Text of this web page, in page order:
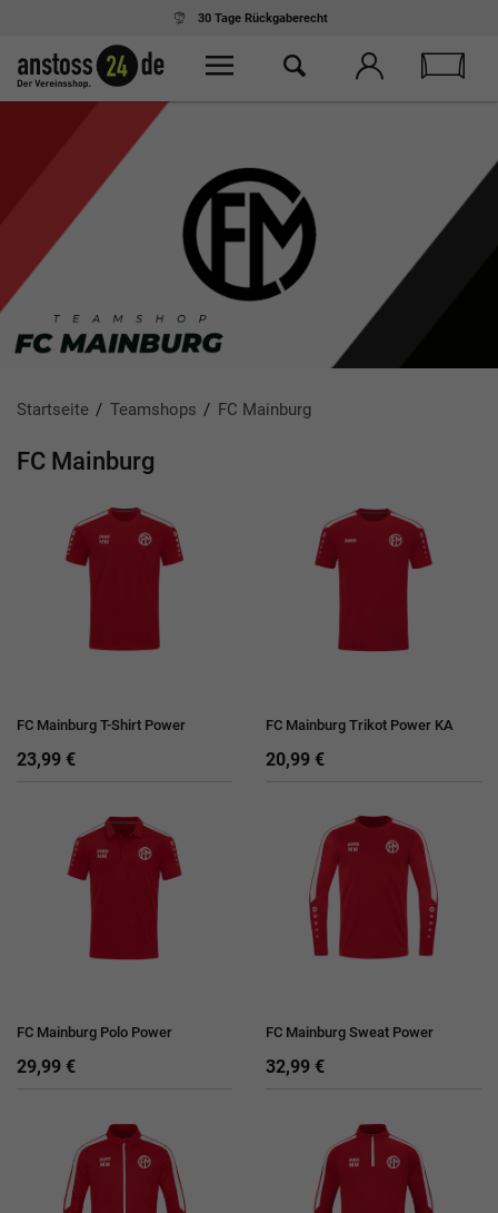
Ab 75,- € Einkaufkostenloser Versand
Startseite Teamshops FC Mainburg
FC Mainburg
FC Mainburg T-Shirt Power
23,99 €
FC Mainburg Trikot Power KA
20,99 €
FC Mainburg Polo Power
29,99 €
FC Mainburg Sweat Power
32,99 €